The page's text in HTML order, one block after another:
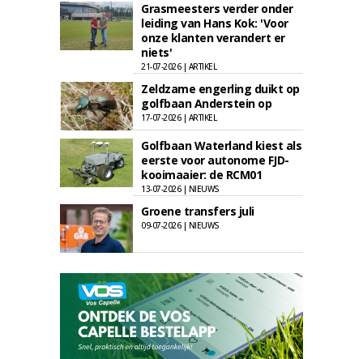
Grasmeesters verder onder
leiding van Hans Kok: 'Voor
onze klanten verandert er
niets'
21-07-2026 | ARTIKEL
Zeldzame engerling duikt op
golfbaan Anderstein op
17-07-2026 | ARTIKEL
Golfbaan Waterland kiest als
eerste voor autonome FJD-
kooimaaier: de RCM01
13-07-2026 | NIEUWS
Groene transfers juli
09-07-2026 | NIEUWS